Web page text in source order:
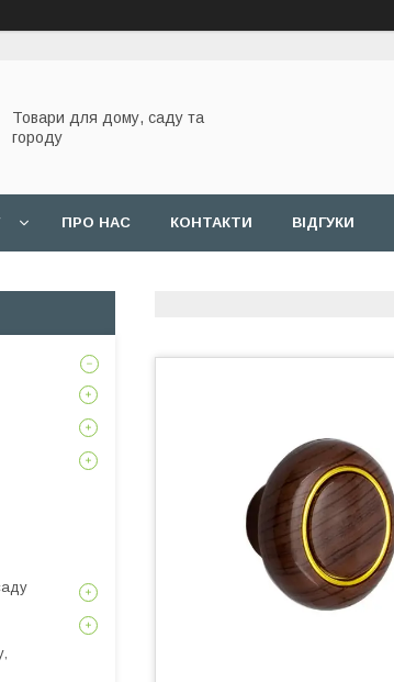
Товари для дому, саду та
городу
ПРО НАС КОНТАКТИ ВІДГУКИ